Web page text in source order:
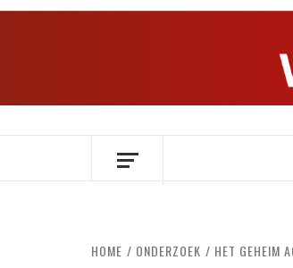
Ga
OVER HERSENEN EN
HOME ONDERZOEK HET GEHEIM